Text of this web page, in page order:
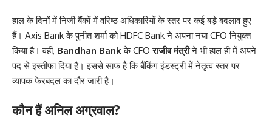
हाल के दिनों में निजी बैंकों में वरिष्ठ अधिकारियों के स्तर पर कई बड़े बदलाव हुए
हैं। Axis Bank के पुनीत शर्मा को HDFC Bank ने अपना नया CFO नियुक्त
किया है। वहीं, Bandhan Bankके CFOराजीव मंत्रीने भी हाल ही में अपने
पद से इस्तीफा दिया है। इससे साफ है कि बैंकिंग इंडस्ट्री में नेतृत्व स्तर पर
व्यापक फेरबदल का दौर जारी है।
कौन हैं अनिल अग्रवाल?